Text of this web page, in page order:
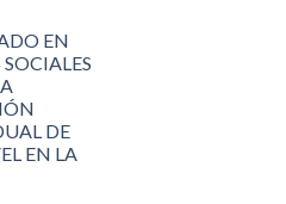
EN
DE
EN LA